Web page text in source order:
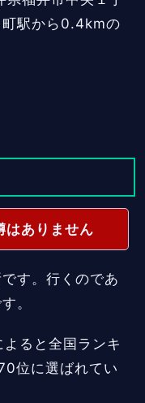
町駅から0.4kmの
はありません
す。行くのであ
。
よると全国ランキ
位に選ばれてい